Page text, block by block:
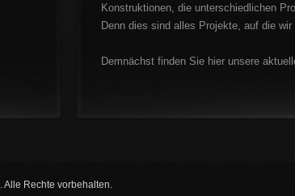
Konstruktionen, die unterschiedlichen
Denn dies sind alles Projekte, auf die
Demnächst finden Sie hier unsere
. Alle Rechte vorbehalten.